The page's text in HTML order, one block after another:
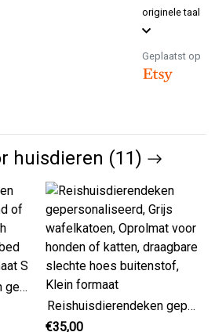
originele taal
Geplaatst op
huisdieren (11)
Reizen huisdier deken gepersonaliseerd, hond of kat oprollen mat scotch stof, tartan draagbare bed cover wasbare stof, maat S
Reishuisdierendeken gepersonaliseerd, Grijs wafelkatoen, Oprolmat voor honden of katten, draagbare slechte hoes buitenstof, Klein formaat
€35,00